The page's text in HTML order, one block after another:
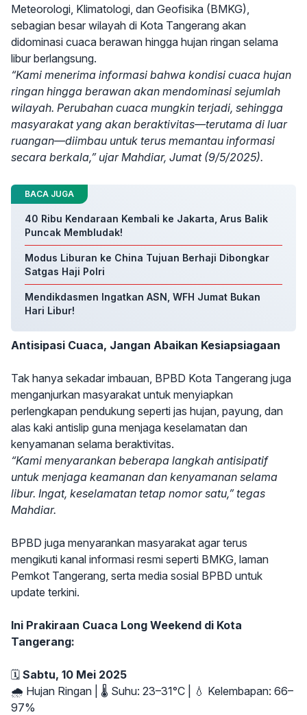
Meteorologi, Klimatologi, dan Geofisika (BMKG),
sebagian besar wilayah di Kota Tangerang akan
didominasi cuaca berawan hingga hujan ringan selama
libur berlangsung.
“Kami menerima informasi bahwa kondisi cuaca hujan
ringan hingga berawan akan mendominasi sejumlah
wilayah. Perubahan cuaca mungkin terjadi, sehingga
masyarakat yang akan beraktivitas—terutama di luar
ruangan—diimbau untuk terus memantau informasi
secara berkala,” ujar Mahdiar, Jumat (9/5/2025).
BACA JUGA
40 Ribu Kendaraan Kembali ke Jakarta, Arus Balik
Puncak Membludak!
Modus Liburan ke China Tujuan Berhaji Dibongkar
Satgas Haji Polri
Mendikdasmen Ingatkan ASN, WFH Jumat Bukan
Hari Libur!
Antisipasi Cuaca, Jangan Abaikan Kesiapsiagaan
Tak hanya sekadar imbauan, BPBD Kota Tangerang juga
menganjurkan masyarakat untuk menyiapkan
perlengkapan pendukung seperti jas hujan, payung, dan
alas kaki antislip guna menjaga keselamatan dan
kenyamanan selama beraktivitas.
“Kami menyarankan beberapa langkah antisipatif
untuk menjaga keamanan dan kenyamanan selama
libur. Ingat, keselamatan tetap nomor satu,” tegas
Mahdiar.
BPBD juga menyarankan masyarakat agar terus
mengikuti kanal informasi resmi seperti BMKG, laman
Pemkot Tangerang, serta media sosial BPBD untuk
update terkini.
Ini Prakiraan Cuaca Long Weekend di Kota
Tangerang:
🗓 Sabtu, 10 Mei 2025
🌧 Hujan Ringan | 🌡 Suhu: 23–31°C | 💧 Kelembapan: 66–
97%